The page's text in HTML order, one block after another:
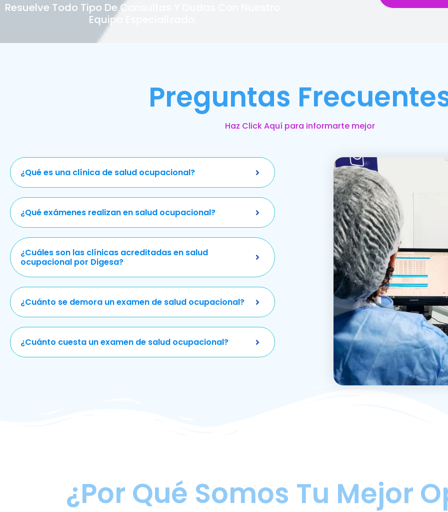
Resuelve Todo Tipo De Consultas Y Dudas Con Nuestro
Equipo Especializado.
Preguntas
Haz Click Aquí para informarte mejor
¿Qué es una clínica de salud ocupacional?
¿Qué exámenes realizan en salud ocupacional?
¿Cuáles son las clínicas acreditadas en salud
ocupacional por Digesa?
¿Cuánto se demora un examen de salud ocupacional?
¿Cuánto cuesta un examen de salud ocupacional?
¿Por Qué Somos Tu Mejor